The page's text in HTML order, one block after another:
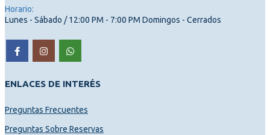
Horario:
Lunes - Sábado / 12:00 PM - 7:00 PM Domingos - Cerrados
ENLACES DE INTERÉS
Preguntas Frecuentes
Preguntas Sobre Reservas